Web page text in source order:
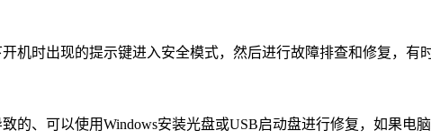
机时出现的提示键进入安全模式，然后进行故障排查和修复，有
的、可以使用Windows安装光盘或USB启动盘进行修复，如果电